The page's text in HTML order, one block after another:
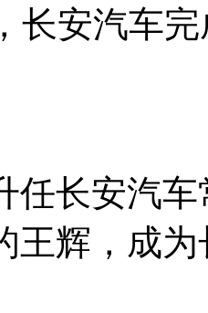
长安汽车
任长安汽
王辉，成